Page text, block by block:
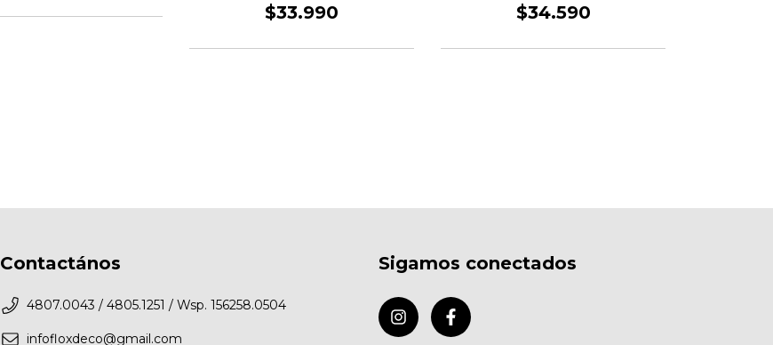
$33.990 $34.590
Contactános
4807.0043 / 4805.1251 / Wsp. 156258.0504
infofloxdeco@gmail.com
Sigamos conectados